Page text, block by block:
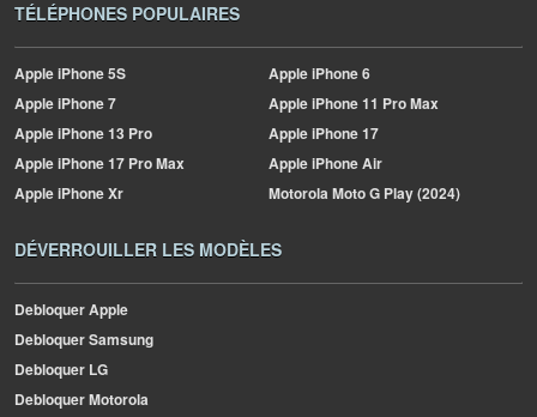
TÉLÉPHONES POPULAIRES
AppleiPhone 5S AppleiPhone 6
AppleiPhone 7 AppleiPhone 11 Pro Max
AppleiPhone 13 Pro AppleiPhone 17
AppleiPhone 17 Pro Max AppleiPhone Air
AppleiPhone Xr MotorolaMoto G Play (2024)
DÉVERROUILLER LES MODÈLES
Debloquer Apple
Debloquer Samsung
Debloquer LG
Debloquer Motorola